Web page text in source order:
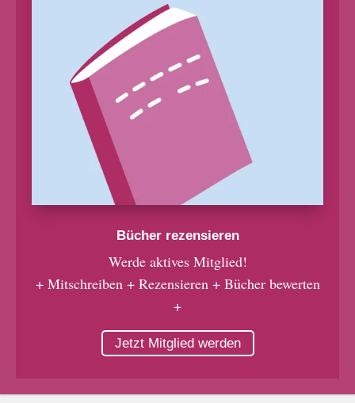
Bücher rezensieren
Werde aktives Mitglied!
+ Mitschreiben + Rezensieren + Bücher bewerten
+
Jetzt Mitglied werden